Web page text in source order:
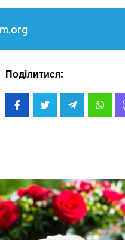
Поділитися: